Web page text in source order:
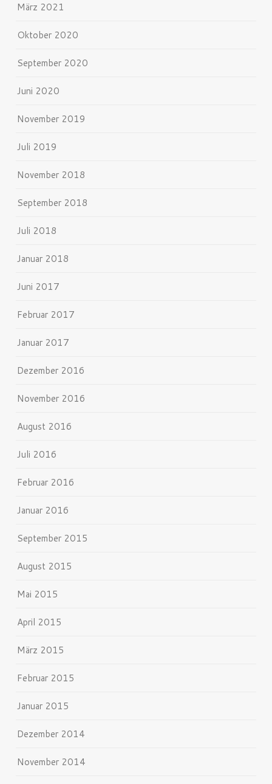
März 2021
Oktober 2020
September 2020
Juni 2020
November 2019
Juli 2019
November 2018
September 2018
Juli 2018
Januar 2018
Juni 2017
Februar 2017
Januar 2017
Dezember 2016
November 2016
August 2016
Juli 2016
Februar 2016
Januar 2016
September 2015
August 2015
Mai 2015
April 2015
März 2015
Februar 2015
Januar 2015
Dezember 2014
November 2014